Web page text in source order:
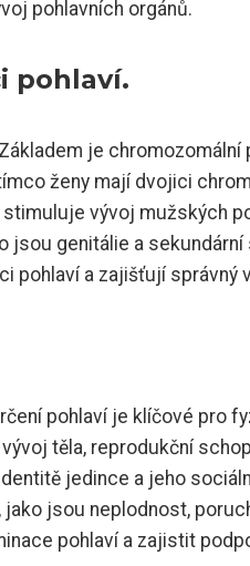
pohlavních orgánů.
pohlaví.
je chromozomální
ženy mají dvojici
vývoj mužských
jsou genitálie a sekundární
pohlaví a zajišťují správný
pohlaví je klíčové pro
těla, reprodukční
jedince a jeho
jsou neplodnost,
pohlaví a zajistit